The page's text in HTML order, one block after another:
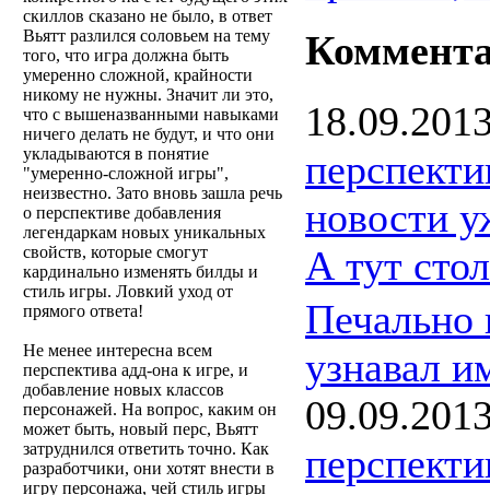
скиллов сказано не было, в ответ
Вьятт разлился соловьем на тему
того, что игра должна быть
умеренно сложной, крайности
никому не нужны. Значит ли это,
что с вышеназванными навыками
ничего делать не будут, и что они
укладываются в понятие
"умеренно-сложной игры",
неизвестно. Зато вновь зашла речь
о перспективе добавления
легендаркам новых уникальных
свойств, которые смогут
кардинально изменять билды и
стиль игры. Ловкий уход от
прямого ответа!
Не менее интересна всем
перспектива адд-она к игре, и
добавление новых классов
персонажей. На вопрос, каким он
может быть, новый перс, Вьятт
затруднился ответить точно. Как
разработчики, они хотят внести в
игру персонажа, чей стиль игры
новости
А тут
Печально
узнавал